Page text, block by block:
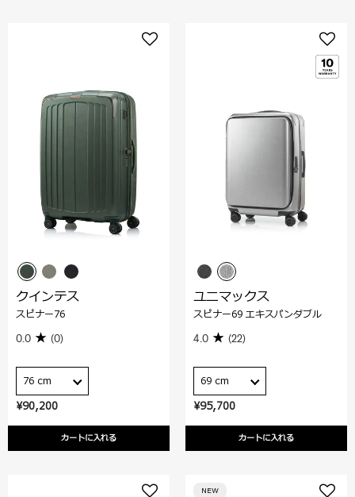
¥90,200
カートに入れる
クインテス
スピナー76
0.0 (0)
76 cm
¥95,700
カートに入れる
ユニマックス
スピナー69 エキスパンダブル
4.0 (22)
69 cm
NEW